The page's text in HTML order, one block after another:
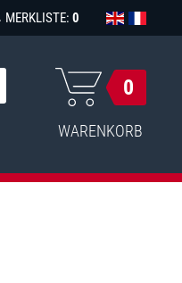
MERKLISTE: 0
0
WARENKORB